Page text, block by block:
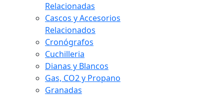
Relacionadas
Cascos y Accesorios
Relacionados
Cronógrafos
Cuchilleria
Dianas y Blancos
Gas, CO2 y Propano
Granadas